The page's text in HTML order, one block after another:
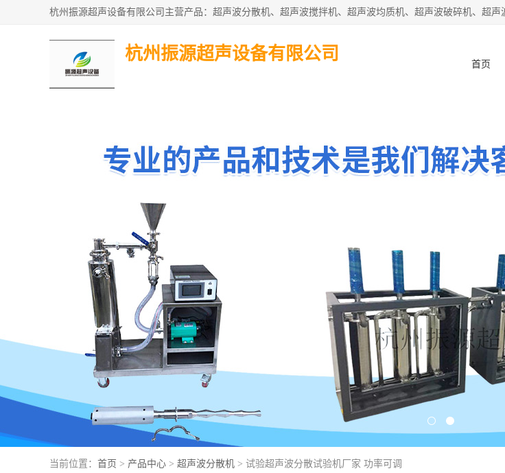
杭州振源超声设备有限公司
首页
当前位置： 首页 > 产品中心 > 超声波分散机 > 试验超声波分散试验机厂家 功率可调